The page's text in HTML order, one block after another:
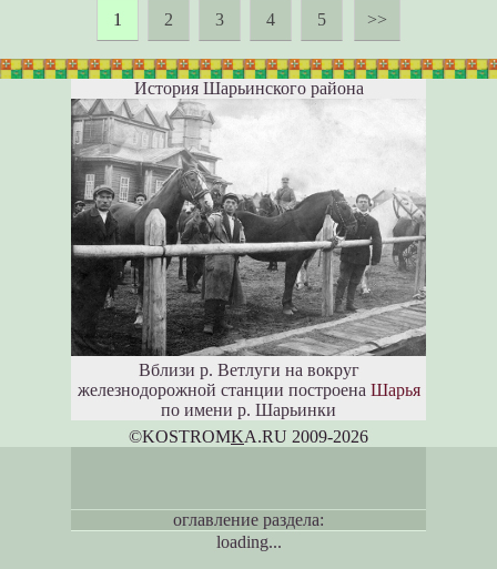
1 2 3 4 5 >>
История Шарьинского района
Вблизи р. Ветлуги на вокруг
железнодорожной станции построена Шарья
по имени р. Шарьинки
©KOSTROMKA.RU 2009-2026
оглавление раздела:
loading...